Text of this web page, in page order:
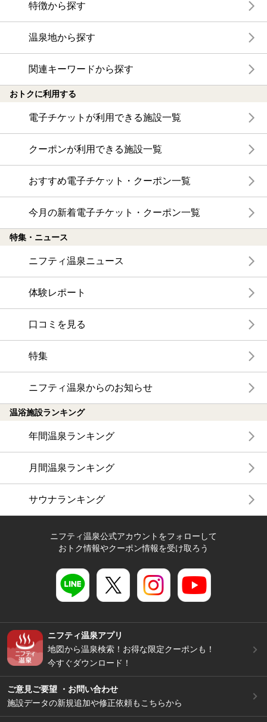
特徴から探す
温泉地から探す
関連キーワードから探す
おトクに利用する
電子チケットが利用できる施設一覧
クーポンが利用できる施設一覧
おすすめ電子チケット・クーポン一覧
今月の新着電子チケット・クーポン一覧
特集・ニュース
ニフティ温泉ニュース
体験レポート
口コミを見る
特集
ニフティ温泉からのお知らせ
温浴施設ランキング
年間温泉ランキング
月間温泉ランキング
サウナランキング
ニフティ温泉公式アカウントをフォローして
おトク情報やクーポン情報を受け取ろう
ニフティ温泉アプリ
地図から温泉検索！お得な限定クーポンも！
今すぐダウンロード！
ご意見ご要望 ・お問い合わせ
施設データの新規追加や修正依頼もこちらから